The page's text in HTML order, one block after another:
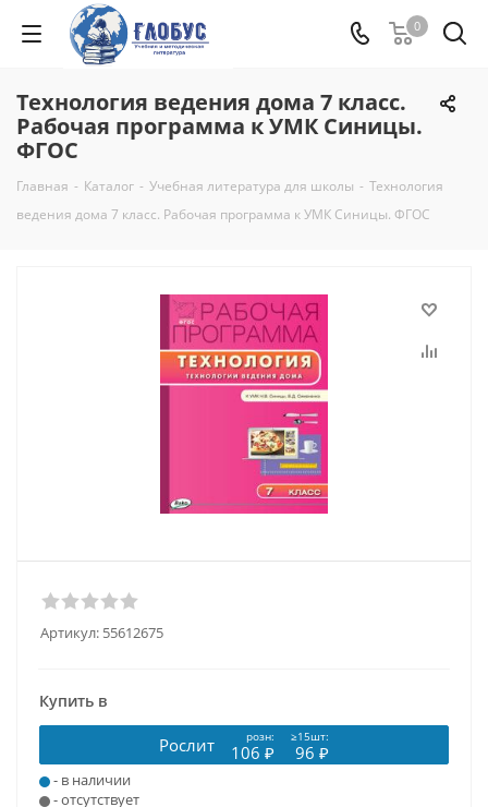
0
Технология ведения дома 7 класс.
Рабочая программа к УМК Синицы.
ФГОС
Главная - Каталог - Учебная литература для школы - Технология
ведения дома 7 класс. Рабочая программа к УМК Синицы. ФГОС
Артикул: 55612675
Купить в
Рослит розн: ≥15шт:
106 ₽ 96 ₽
- в наличии
- отсутствует